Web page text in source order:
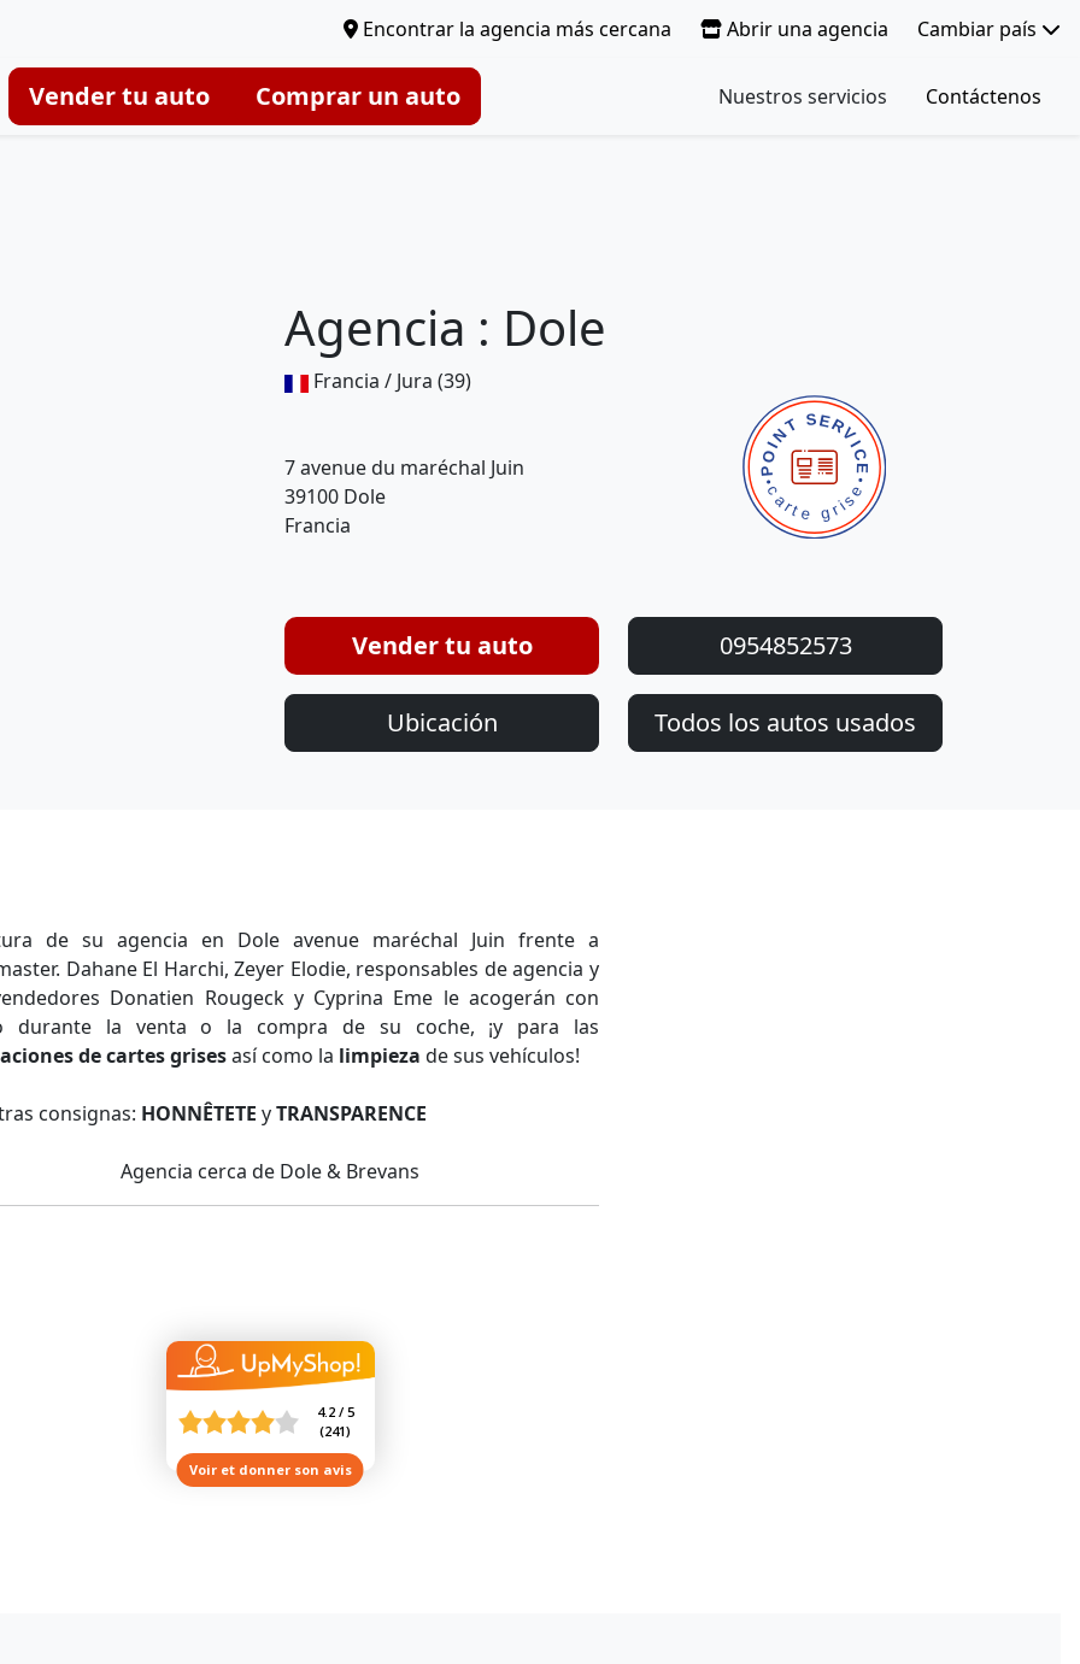
Encontrar la agencia más cercana Abrir una agencia Cambiar país
Vender tu auto Comprar un auto Nuestros servicios Contáctenos
Agencia : Dole
Francia / Jura (39)
7 avenue du maréchal Juin
39100 Dole
Francia
Vender tu auto 0954852573
Ubicación Todos los autos usados
de su agencia en Dole avenue maréchal Juin frente a
Dahane El Harchi, Zeyer Elodie, responsables de agencia y
Donatien Rougeck y Cyprina Eme le acogerán con
durante la venta o la compra de su coche, ¡y para las
de cartes grisesasí como la limpieza de sus vehículos!
consignas: HONNÊTETE yTRANSPARENCE
Agencia cerca de Dole & Brevans
4.2 / 5
(241)
Voir et donner son avis